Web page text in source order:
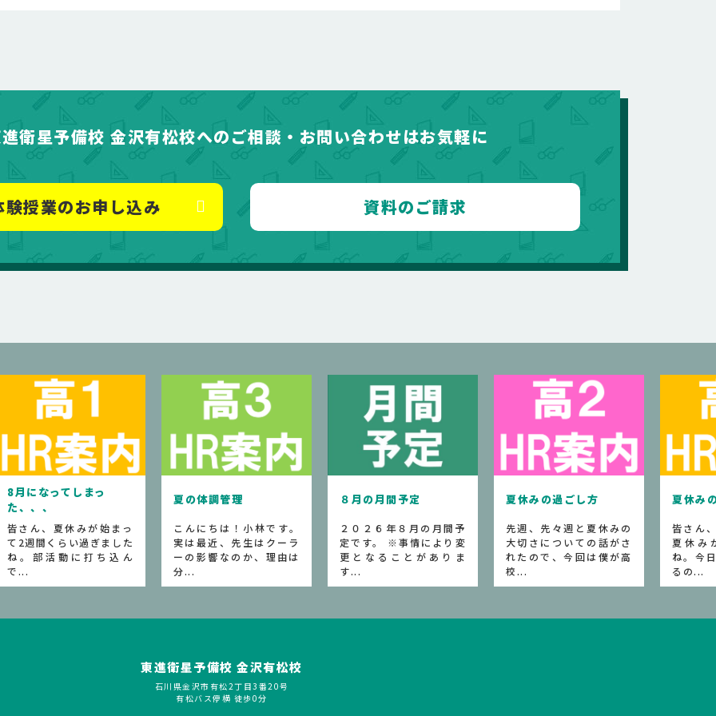
衛星予備校 金沢有松校へのご相談・お問い合わせはお気軽に
験授業のお申し込み 資料のご請求
夏の体調管理
こんにちは！小林です。
実は最近、先生はクーラ
ーの影響なのか、理由は
分...
８月の月間予定
２０２６年８月の月間予
定です。 ※事情により変
更となることがありま
す...
夏休みの過ごし方
先週、先々週と夏休みの
大切さについての話がさ
れたので、今回は僕が高
校...
夏休みの過ごし方
皆さん、高校生活最初の
夏休みが始まりました
ね。今日は花火大会もあ
るの...
学部紹
学部～
" つい
回とな
望のみ
ら...
東進衛星予備校 金沢有松校
石川県金沢市有松2丁目3番20号
有松バス停横 徒歩0分